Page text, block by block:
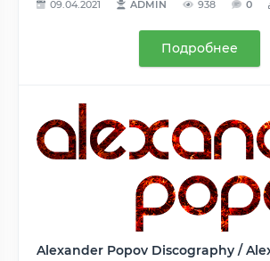
09.04.2021 ADMIN 938 0
Подробнее